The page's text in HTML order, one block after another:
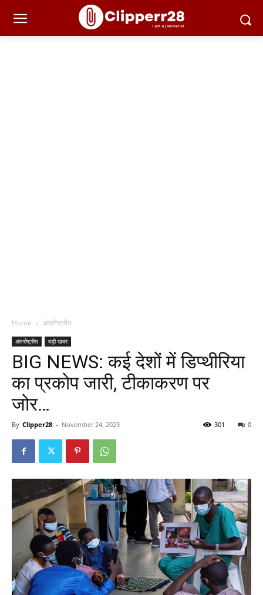
Home अंतर्राष्ट्रीय
अंतर्राष्ट्रीय बड़ी खबर
BIG NEWS: कई देशों में डिप्थीरिया
का प्रकोप जारी, टीकाकरण पर
जोर…
By Clipper28 - November 24, 2023 0
301